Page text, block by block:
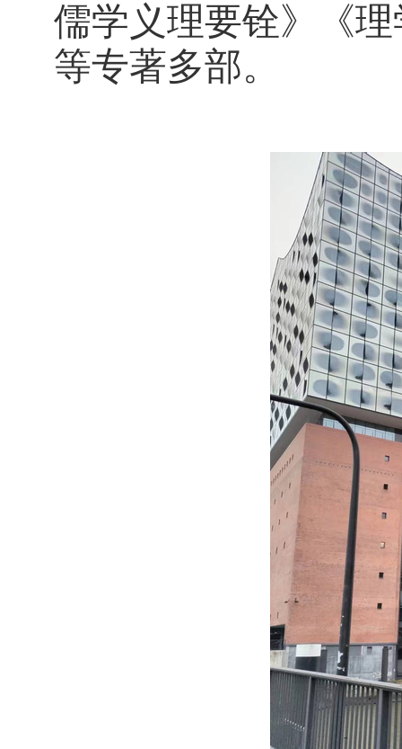
儒学义理要铨》《
等专著多部。